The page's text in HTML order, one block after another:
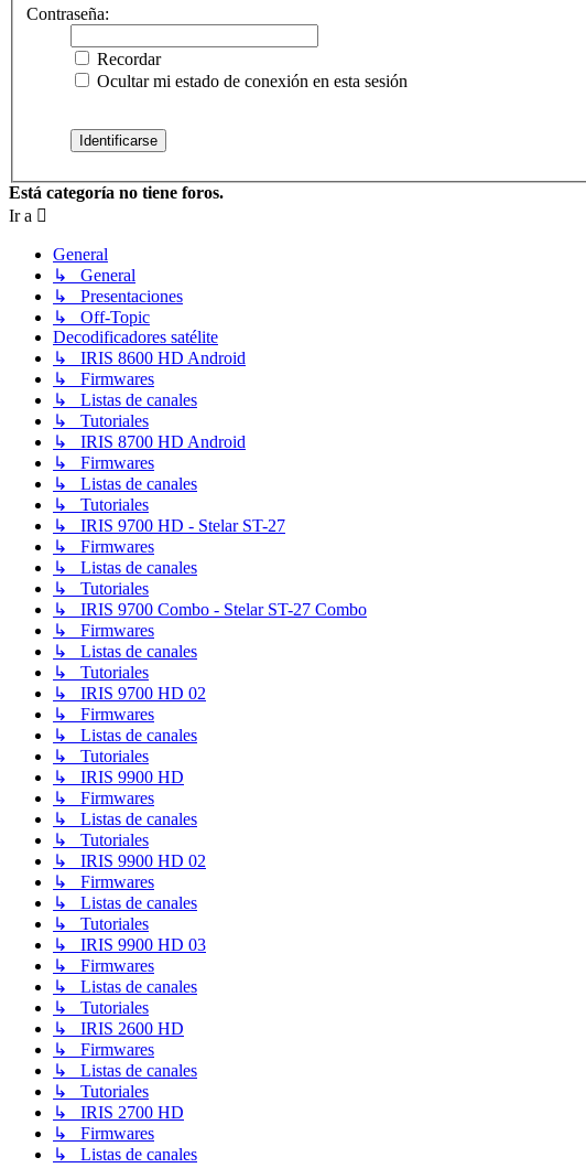
Contraseña:
Recordar
Ocultar mi estado de conexión en esta sesión
Está categoría no tiene foros.
Ir a
General
↳ General
↳ Presentaciones
↳ Off-Topic
Decodificadores satélite
↳ IRIS 8600 HD Android
↳ Firmwares
↳ Listas de canales
↳ Tutoriales
↳ IRIS 8700 HD Android
↳ Firmwares
↳ Listas de canales
↳ Tutoriales
↳ IRIS 9700 HD - Stelar ST-27
↳ Firmwares
↳ Listas de canales
↳ Tutoriales
↳ IRIS 9700 Combo - Stelar ST-27 Combo
↳ Firmwares
↳ Listas de canales
↳ Tutoriales
↳ IRIS 9700 HD 02
↳ Firmwares
↳ Listas de canales
↳ Tutoriales
↳ IRIS 9900 HD
↳ Firmwares
↳ Listas de canales
↳ Tutoriales
↳ IRIS 9900 HD 02
↳ Firmwares
↳ Listas de canales
↳ Tutoriales
↳ IRIS 9900 HD 03
↳ Firmwares
↳ Listas de canales
↳ Tutoriales
↳ IRIS 2600 HD
↳ Firmwares
↳ Listas de canales
↳ Tutoriales
↳ IRIS 2700 HD
↳ Firmwares
↳ Listas de canales